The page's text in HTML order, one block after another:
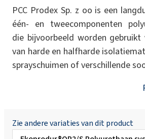
PCC Prodex Sp. z oo is een
één- en tweecomponenten
die bijvoorbeeld worden
van harde en halfharde
sprayschuimen of verschillende
Zie andere variaties van dit product